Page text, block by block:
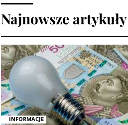
Najnowsze artykuły
INFORMACJE